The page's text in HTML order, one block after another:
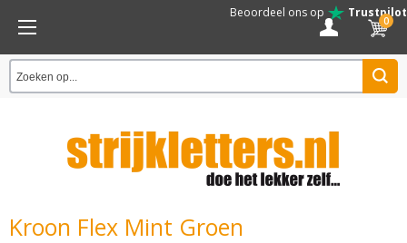
Beoordeel ons op Trustpilot
0
Kroon Flex Mint Groen